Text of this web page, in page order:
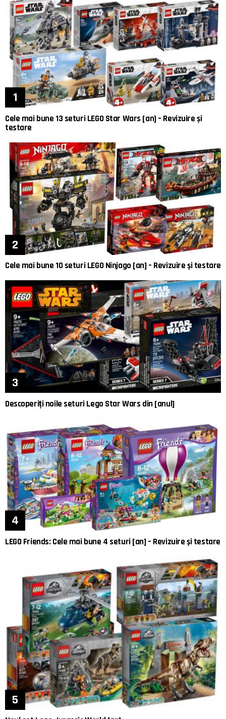
Cele mai bune 13 seturi LEGO Star Wars [an] – Revizuire și
testare
Cele mai bune 10 seturi LEGO Ninjago [an] – Revizuire și testare
Descoperiți noile seturi Lego Star Wars din [anul]
LEGO Friends: Cele mai bune 4 seturi [an] – Revizuire și testare